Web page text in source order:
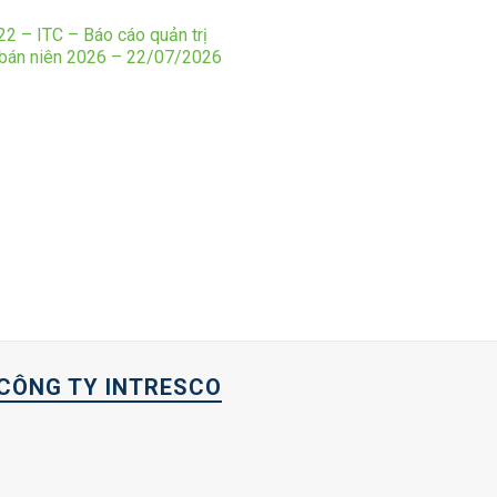
– ITC – Báo cáo quản trị
niên 2026 – 22/07/2026
TY INTRESCO